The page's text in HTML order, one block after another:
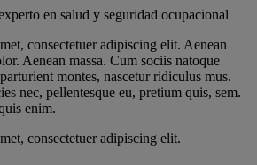
en salud y seguridad ocupacional
consectetuer adipiscing elit. Aenean
Aenean massa. Cum sociis natoque
montes, nascetur ridiculus mus.
nec, pellentesque eu, pretium quis, sem.
enim.
consectetuer adipiscing elit.